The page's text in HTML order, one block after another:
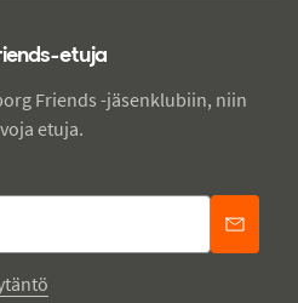
etuja
Friends -jäsenklubiin, niin
etuja.